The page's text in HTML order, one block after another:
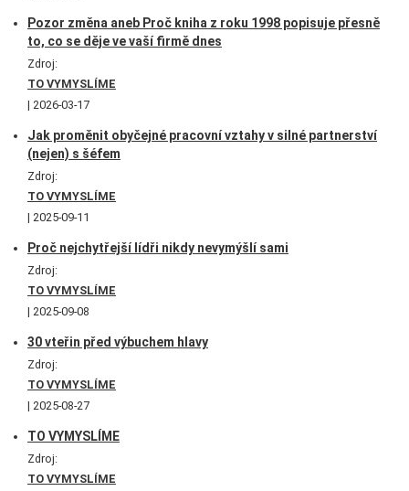
Pozor změna aneb Proč kniha z roku 1998 popisuje přesně
to, co se děje ve vaší firmě dnes
Zdroj:
TO VYMYSLÍME
2026-03-17
Jak proměnit obyčejné pracovní vztahy v silné partnerství
(nejen) s šéfem
Zdroj:
TO VYMYSLÍME
2025-09-11
Proč nejchytřejší lídři nikdy nevymýšlí sami
Zdroj:
TO VYMYSLÍME
2025-09-08
30 vteřin před výbuchem hlavy
Zdroj:
TO VYMYSLÍME
2025-08-27
TO VYMYSLÍME
Zdroj:
TO VYMYSLÍME